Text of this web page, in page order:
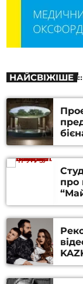
НАЙСВІЖІШЕ
про